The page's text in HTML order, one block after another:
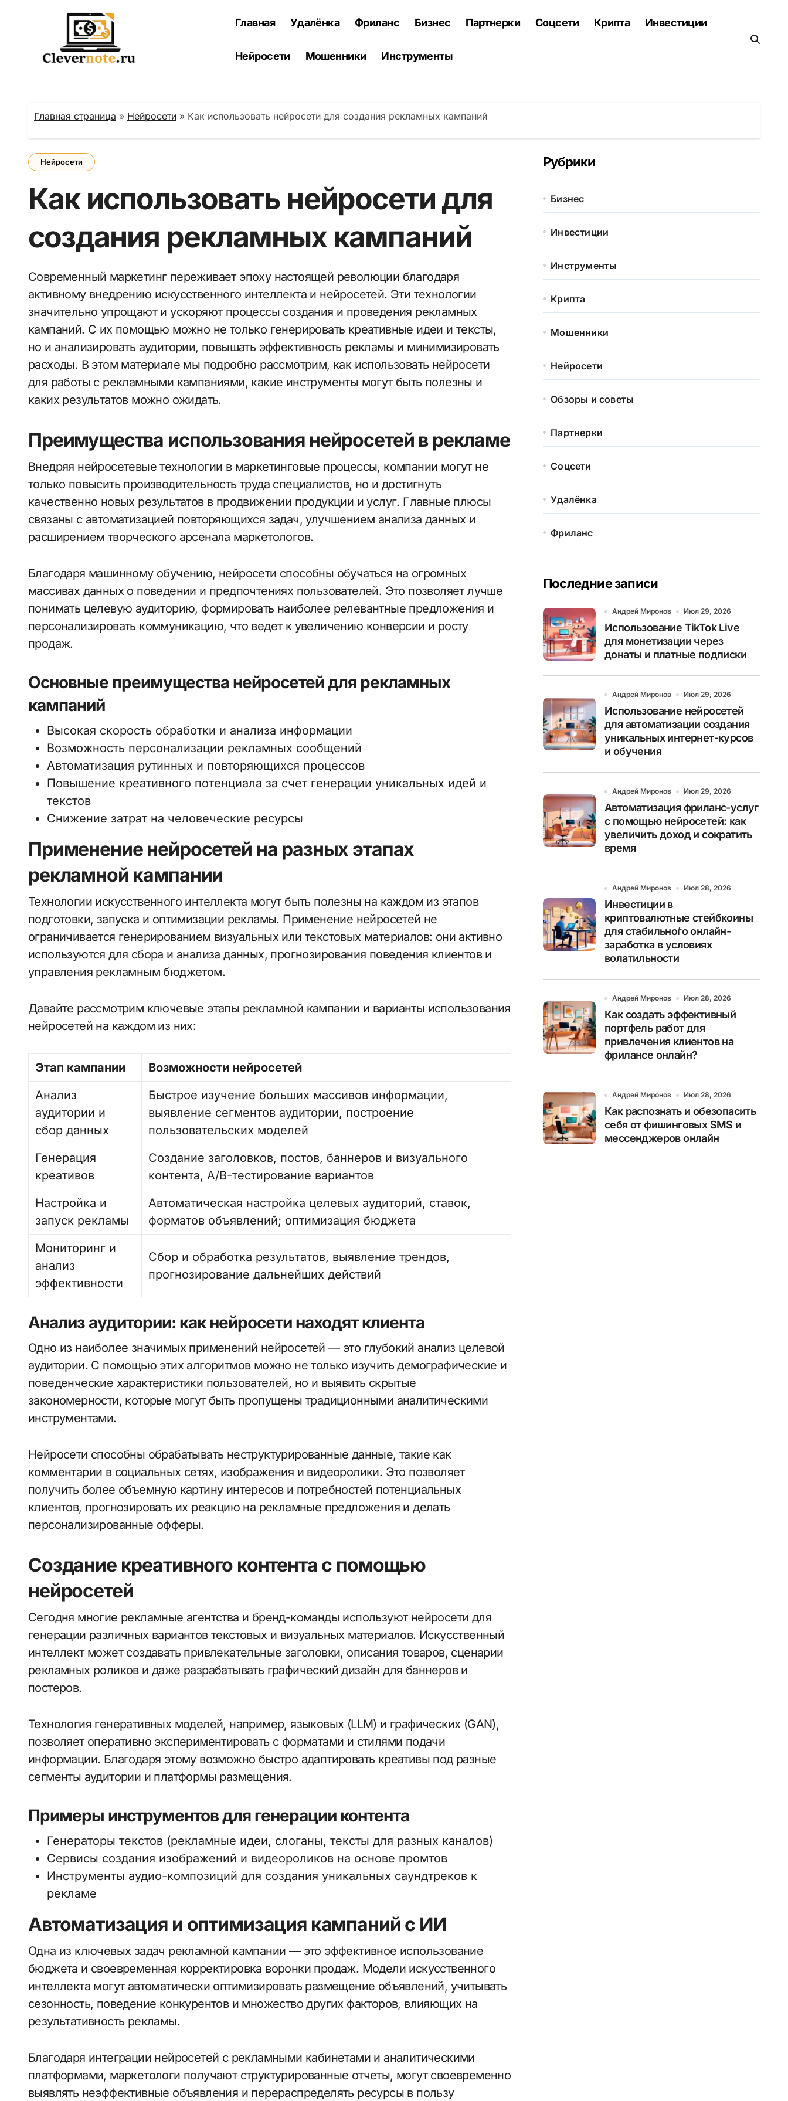
Главная Удалёнка Фриланс Бизнес Партнерки Соцсети Крипта Инвестиции
Нейросети Мошенники Инструменты
Главная страница » Нейросети » Как использовать нейросети для создания рекламных кампаний
Нейросети
Как использовать нейросети для
создания рекламных кампаний
Современный маркетинг переживает эпоху настоящей революции благодаря
активному внедрению искусственного интеллекта и нейросетей. Эти технологии
значительно упрощают и ускоряют процессы создания и проведения рекламных
кампаний. С их помощью можно не только генерировать креативные идеи и тексты,
но и анализировать аудитории, повышать эффективность рекламы и минимизировать
расходы. В этом материале мы подробно рассмотрим, как использовать нейросети
для работы с рекламными кампаниями, какие инструменты могут быть полезны и
каких результатов можно ожидать.
Преимущества использования нейросетей в рекламе
Внедряя нейросетевые технологии в маркетинговые процессы, компании могут не
только повысить производительность труда специалистов, но и достигнуть
качественно новых результатов в продвижении продукции и услуг. Главные плюсы
связаны с автоматизацией повторяющихся задач, улучшением анализа данных и
расширением творческого арсенала маркетологов.
Благодаря машинному обучению, нейросети способны обучаться на огромных
массивах данных о поведении и предпочтениях пользователей. Это позволяет лучше
понимать целевую аудиторию, формировать наиболее релевантные предложения и
персонализировать коммуникацию, что ведет к увеличению конверсии и росту
продаж.
Основные преимущества нейросетей для рекламных
кампаний
Высокая скорость обработки и анализа информации
Возможность персонализации рекламных сообщений
Автоматизация рутинных и повторяющихся процессов
Повышение креативного потенциала за счет генерации уникальных идей и
текстов
Снижение затрат на человеческие ресурсы
Применение нейросетей на разных этапах
рекламной кампании
Технологии искусственного интеллекта могут быть полезны на каждом из этапов
подготовки, запуска и оптимизации рекламы. Применение нейросетей не
ограничивается генерированием визуальных или текстовых материалов: они активно
используются для сбора и анализа данных, прогнозирования поведения клиентов и
управления рекламным бюджетом.
Давайте рассмотрим ключевые этапы рекламной кампании и варианты использования
нейросетей на каждом из них:
Этап кампании
Возможности нейросетей
Анализ
аудитории и
сбор данных
Быстрое изучение больших массивов информации,
выявление сегментов аудитории, построение
пользовательских моделей
Генерация
креативов
Создание заголовков, постов, баннеров и визуального
контента, A/B-тестирование вариантов
Настройка и
запуск рекламы
Автоматическая настройка целевых аудиторий, ставок,
форматов объявлений; оптимизация бюджета
Мониторинг и
анализ
эффективности
Сбор и обработка результатов, выявление трендов,
прогнозирование дальнейших действий
Анализ аудитории: как нейросети находят клиента
Одно из наиболее значимых применений нейросетей — это глубокий анализ целевой
аудитории. С помощью этих алгоритмов можно не только изучить демографические и
поведенческие характеристики пользователей, но и выявить скрытые
закономерности, которые могут быть пропущены традиционными аналитическими
инструментами.
Нейросети способны обрабатывать неструктурированные данные, такие как
комментарии в социальных сетях, изображения и видеоролики. Это позволяет
получить более объемную картину интересов и потребностей потенциальных
клиентов, прогнозировать их реакцию на рекламные предложения и делать
персонализированные офферы.
Создание креативного контента с помощью
нейросетей
Сегодня многие рекламные агентства и бренд-команды используют нейросети для
генерации различных вариантов текстовых и визуальных материалов. Искусственный
интеллект может создавать привлекательные заголовки, описания товаров, сценарии
рекламных роликов и даже разрабатывать графический дизайн для баннеров и
постеров.
Технология генеративных моделей, например, языковых (LLM) и графических (GAN),
позволяет оперативно экспериментировать с форматами и стилями подачи
информации. Благодаря этому возможно быстро адаптировать креативы под разные
сегменты аудитории и платформы размещения.
Примеры инструментов для генерации контента
Генераторы текстов (рекламные идеи, слоганы, тексты для разных каналов)
Сервисы создания изображений и видеороликов на основе промтов
Инструменты аудио-композиций для создания уникальных саундтреков к
рекламе
Автоматизация и оптимизация кампаний с ИИ
Одна из ключевых задач рекламной кампании — это эффективное использование
бюджета и своевременная корректировка воронки продаж. Модели искусственного
интеллекта могут автоматически оптимизировать размещение объявлений, учитывать
сезонность, поведение конкурентов и множество других факторов, влияющих на
результативность рекламы.
Благодаря интеграции нейросетей с рекламными кабинетами и аналитическими
платформами, маркетологи получают структурированные отчеты, могут своевременно
выявлять неэффективные объявления и перераспределять ресурсы в пользу
Рубрики
Бизнес
Инвестиции
Инструменты
Крипта
Мошенники
Нейросети
Обзоры и советы
Партнерки
Соцсети
Удалёнка
Фриланс
Последние записи
Андрей Миронов Июл 29, 2026
Использование TikTok Live
для монетизации через
донаты и платные подписки
Андрей Миронов Июл 29, 2026
Использование нейросетей
для автоматизации создания
уникальных интернет-курсов
и обучения
Андрей Миронов Июл 29, 2026
Автоматизация фриланс-услуг
с помощью нейросетей: как
увеличить доход и сократить
время
Андрей Миронов Июл 28, 2026
Инвестиции в
криптовалютные стейбкоины
для стабильно́го онлайн-
заработка в условиях
волатильности
Андрей Миронов Июл 28, 2026
Как создать эффективный
портфель работ для
привлечения клиентов на
фрилансе онлайн?
Андрей Миронов Июл 28, 2026
Как распознать и обезопасить
себя от фишинговых SMS и
мессенджеров онлайн